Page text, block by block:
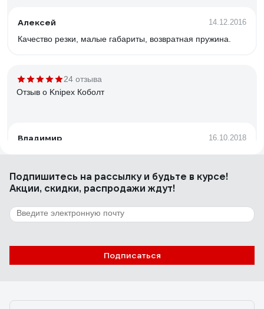
Алексей 14.12.2016
Качество резки, малые габариты, возвратная пружина.
24 отзыва
Отзыв о Knipex Коболт
Владимир 16.10.2018
Отличный инструмент, кусают всё.
12 отзывов
Отзыв о КВТ БР-450
Подпишитесь на рассылкуи будьте в курсе!
Акции, скидки, распродажи ждут!
Подписаться